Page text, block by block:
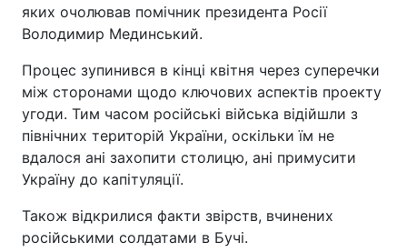
яких очолював помічник президента Росії
Володимир Мединський.
Процес зупинився в кінці квітня через суперечки
між сторонами щодо ключових аспектів проекту
угоди. Тим часом російські війська відійшли з
північних територій України, оскільки їм не
вдалося ані захопити столицю, ані примусити
Україну до капітуляції.
Також відкрилися факти звірств, вчинених
російськими солдатами в Бучі.